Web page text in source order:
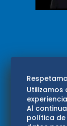
Utilizamos
Al
política de